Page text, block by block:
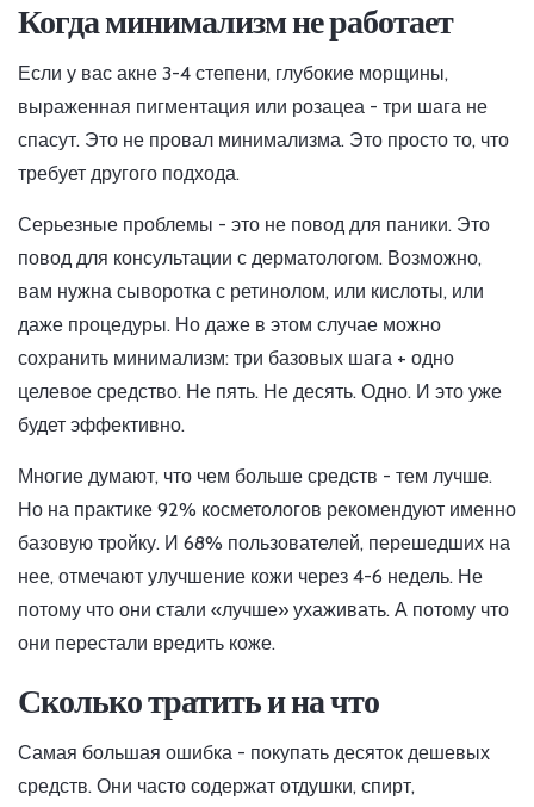
Когда минимализм не работает
Если у вас акне 3-4 степени, глубокие морщины,
выраженная пигментация или розацеа - три шага не
спасут. Это не провал минимализма. Это просто то, что
требует другого подхода.
Серьезные проблемы - это не повод для паники. Это
повод для консультации с дерматологом. Возможно,
вам нужна сыворотка с ретинолом, или кислоты, или
даже процедуры. Но даже в этом случае можно
сохранить минимализм: три базовых шага + одно
целевое средство. Не пять. Не десять. Одно. И это уже
будет эффективно.
Многие думают, что чем больше средств - тем лучше.
Но на практике 92% косметологов рекомендуют именно
базовую тройку. И 68% пользователей, перешедших на
нее, отмечают улучшение кожи через 4-6 недель. Не
потому что они стали «лучше» ухаживать. А потому что
они перестали вредить коже.
Сколько тратить и на что
Самая большая ошибка - покупать десяток дешевых
средств. Они часто содержат отдушки, спирт,